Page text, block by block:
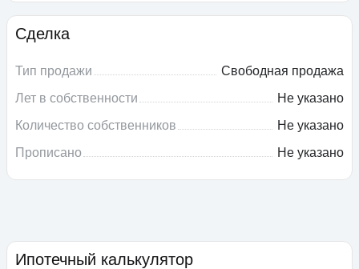
Сделка
Тип продажи
Свободная продажа
Лет в собственности
Не указано
Количество собственников
Не указано
Прописано
Не указано
Ипотечный калькулятор